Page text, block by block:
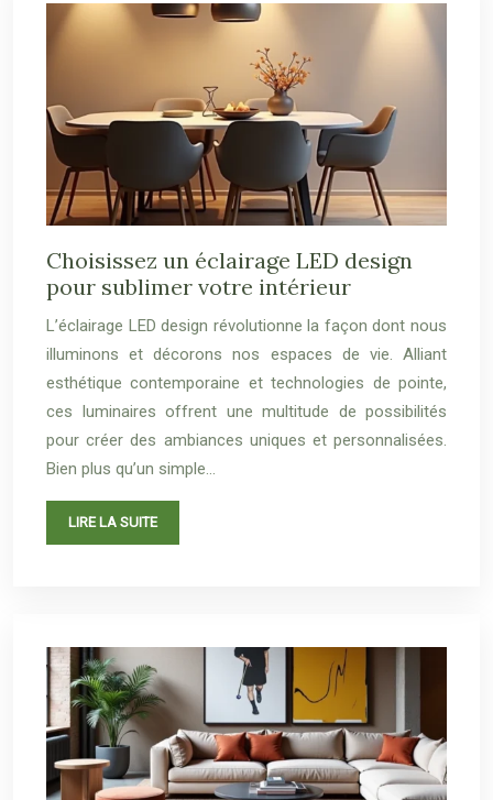
Choisissez un éclairage LED design
pour sublimer votre intérieur
L’éclairage LED design révolutionne la façon dont nous
illuminons et décorons nos espaces de vie. Alliant
esthétique contemporaine et technologies de pointe,
ces luminaires offrent une multitude de possibilités
pour créer des ambiances uniques et personnalisées.
Bien plus qu’un simple…
LIRE LA SUITE